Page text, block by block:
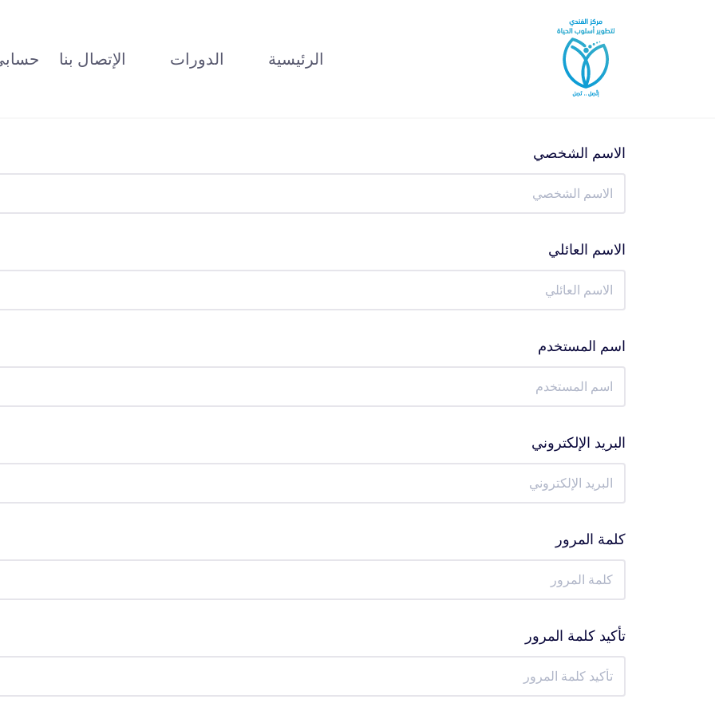
الرئيسية الدورات الإتصال بنا
الاسم الشخصي
الاسم العائلي
اسم المستخدم
البريد الإلكتروني
كلمة المرور
تأكيد كلمة المرور